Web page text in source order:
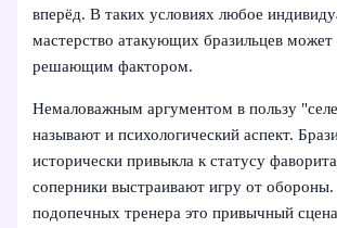
вперёд. В таких условиях любое
мастерство атакующих бразильцев может
решающим фактором.
Немаловажным аргументом в пользу
называют и психологический аспект.
исторически привыкла к статусу
соперники выстраивают игру от
подопечных тренера это привычный